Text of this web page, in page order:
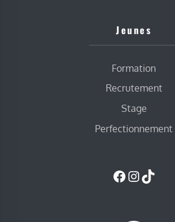
Jeunes
Formation
Recrutement
Stage
Perfectionnement
Facebook
TikTok